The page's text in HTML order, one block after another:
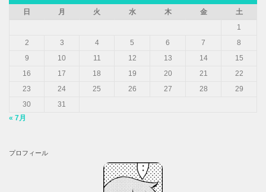
日
月 火 水 木 金
土
1
2
3 4 5 6 7
8
9
10 11 12 13 14
15
16
17 18 19 20 21
22
23
24 25 26 27 28
29
30
31
« 7月
プロフィール